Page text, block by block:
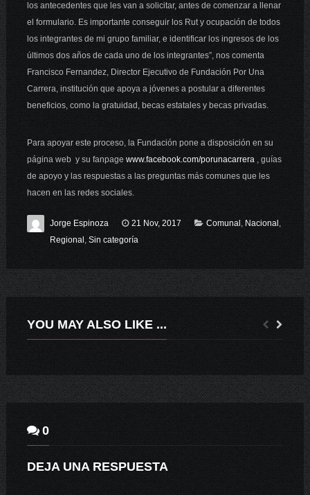
los antecedentes que les van a solicitar, antes de comenzar a llenar
el formulario. Es importante conseguir los Rut y ocupación de todos
los integrantes de mi grupo familiar, e identificar los ingresos de los
últimos dos años de cada uno de los integrantes”, nos comenta
Francisco Fernandez, Director Ejecutivo de Fundación Por Una
Carrera, institución que apoya a jóvenes a postular a diferentes
beneficios, como la gratuidad, becas estatales y becas privadas.
Para apoyar este proceso, la Fundación pone a disposición en su
página web y su fanpage www.facebook.com/porunacarrera, guías
de apoyo y las respuestas a las preguntas más comunes que les
hacen en las redes sociales.
Jorge Espinoza 21 Nov, 2017 Comunal , Nacional ,
Regional , Sin categoría
YOU MAY ALSO LIKE ...
0
DEJA UNA RESPUESTA